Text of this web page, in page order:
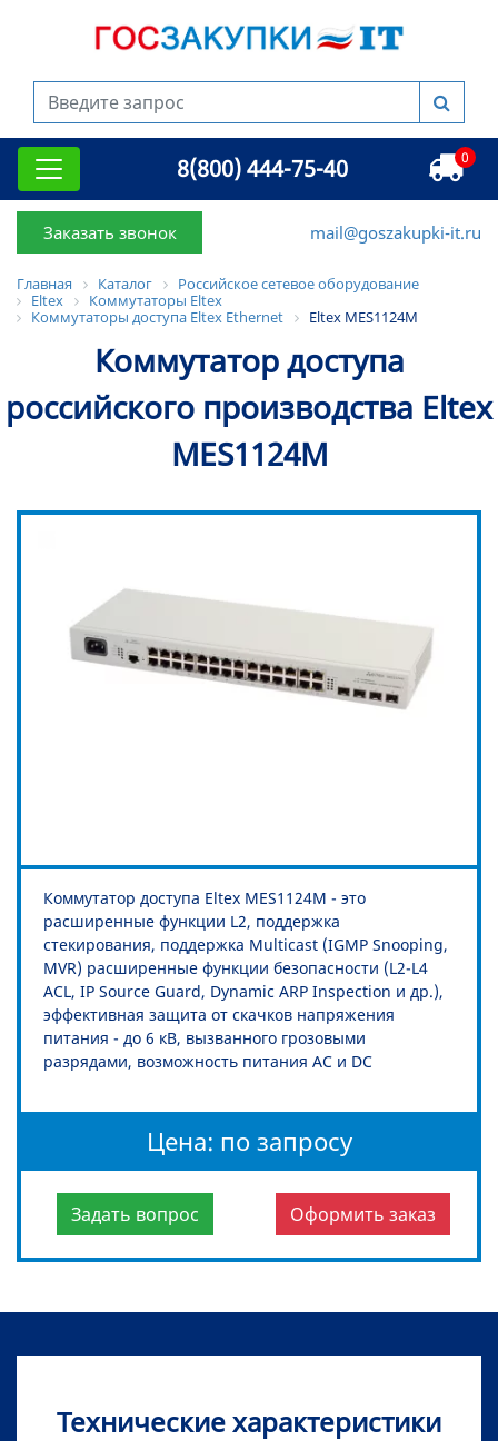
8(800) 444-75-40 0
Заказать звонок mail@goszakupki-it.ru
Главная Каталог
Российское сетевое оборудование
Eltex
Коммутаторы Eltex
Коммутаторы доступа Eltex Ethernet
Eltex MES1124M
Коммутатор доступа
российского производства Eltex
MES1124M
Коммутатор доступа Eltex MES1124M - это
расширенные функции L2, поддержка
стекирования, поддержка Multicast (IGMP Snooping,
MVR) расширенные функции безопасности (L2-L4
ACL, IP Source Guard, Dynamic ARP Inspection и др.),
эффективная защита от скачков напряжения
питания - до 6 кВ, вызванного грозовыми
разрядами, возможность питания AC и DC
Цена: по запросу
Задать вопрос Оформить заказ
Технические характеристики